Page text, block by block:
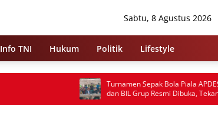
Sabtu, 8 Agustus 2026
Info TNI Hukum Politik Lifestyle
Turnamen Sepak Bola Piala APDESI Cileles
dan BIL Grup Resmi Dibuka, Tekankan
Sportivitas